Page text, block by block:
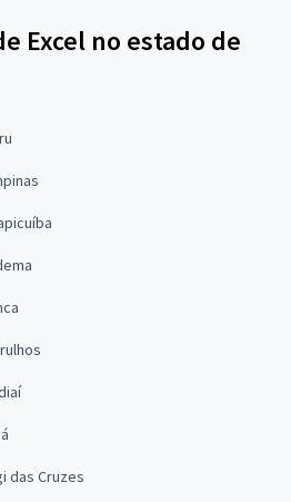
Excel no estado de
das Cruzes